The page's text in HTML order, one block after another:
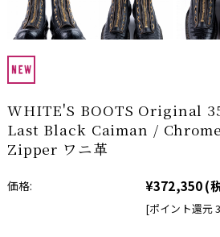
WHITE'S BOOTS Original
Last Black Caiman /
Zipper ワニ革
価格: ¥372,350(
[ポイント還元